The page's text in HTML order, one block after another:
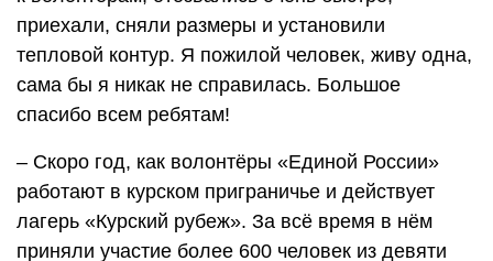
приехали, сняли размеры и установили
тепловой контур. Я пожилой человек, живу одна,
сама бы я никак не справилась. Большое
спасибо всем ребятам!
– Скоро год, как волонтёры «Единой России»
работают в курском приграничье и действует
лагерь «Курский рубеж». За всё время в нём
приняли участие более 600 человек из девяти